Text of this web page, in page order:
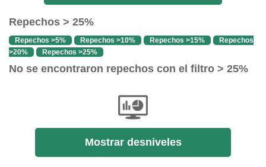
Repechos > 25%
Repechos >5% Repechos >10% Repechos >15%
Repechos
>20%
Repechos >25%
No se encontraron repechos con el filtro > 25%
Mostrar desniveles